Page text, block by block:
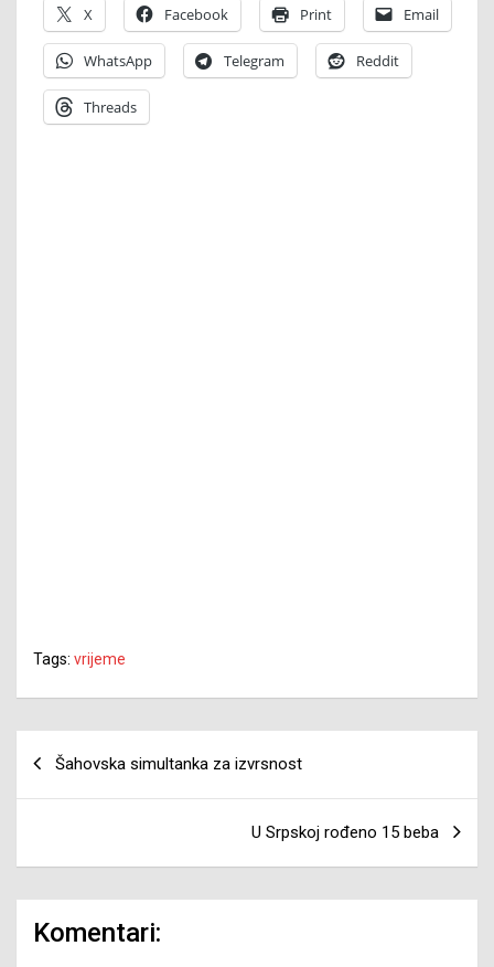
X Facebook Print Email
WhatsApp Telegram Reddit
Threads
Tags: vrijeme
Navigacija
Šahovska simultanka za izvrsnost
U Srpskoj rođeno 15 beba
Komentari: